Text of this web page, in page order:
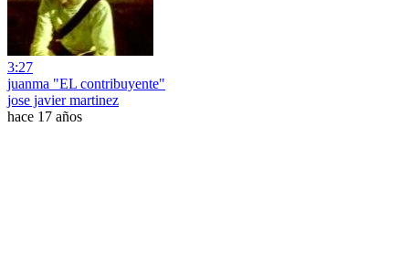
3:27
juanma "EL contribuyente"
jose javier martinez
hace 17 años